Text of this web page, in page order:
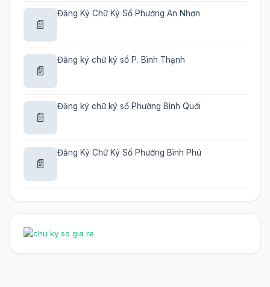
📄
Đăng Ký Chữ Ký Số Phường An Nhơn
📄
Đăng ký chữ ký số P. Bình Thạnh
📄
Đăng ký chữ ký số Phường Bình Quới
📄
Đăng Ký Chữ Ký Số Phường Bình Phú